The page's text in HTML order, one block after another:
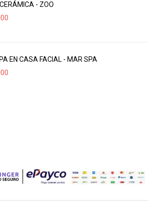
- ZOO
EN CASA FACIAL - MAR SPA